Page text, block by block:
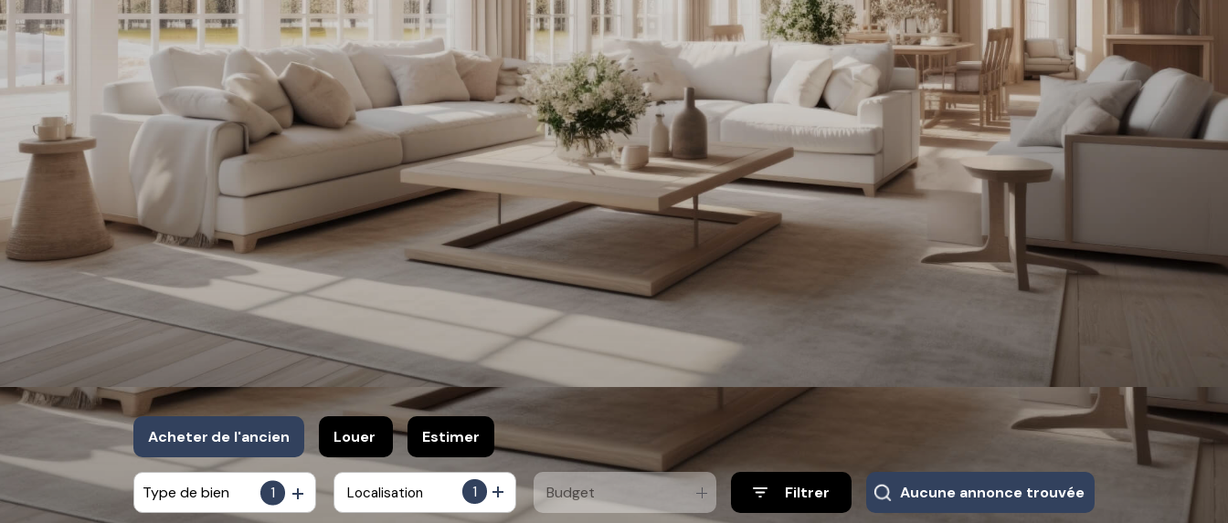
nous
Acheter de l'ancien
De l'ancien
Louer
à l'année
Estimer
Type de bien 1 1
Localisation Budget Filtrer Aucune annonce trouvée